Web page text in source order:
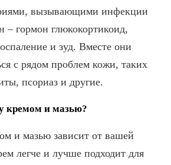
вызывающими инфекции
– гормон глюкокортикоид,
и зуд. Вместе они
с рядом проблем кожи, таких
псориаз и другие.
кремом и мазью?
и мазью зависит от вашей
легче и лучше подходит для